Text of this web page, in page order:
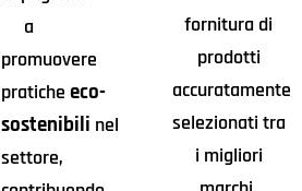
a
promuovere
pratiche eco-
sostenibili nel
settore,
fornitura di
prodotti
accuratamente
selezionati tra
i migliori